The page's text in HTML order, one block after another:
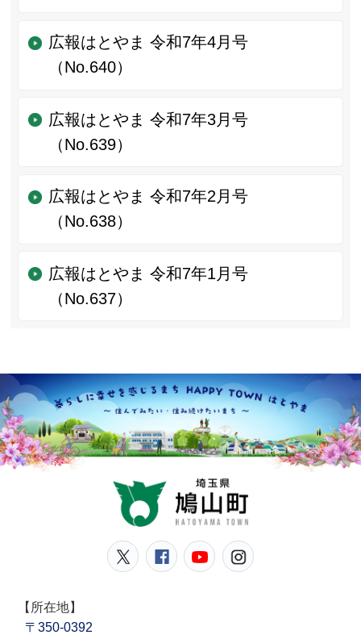
広報はとやま 令和7年4月号
（No.640）
広報はとやま 令和7年3月号
（No.639）
広報はとやま 令和7年2月号
（No.638）
広報はとやま 令和7年1月号
（No.637）
鳩山町公式Twitter
鳩山町公式Facebook
鳩山町公式
【所在地】
〒350-0392